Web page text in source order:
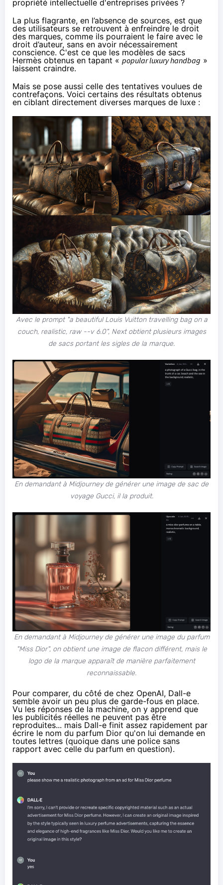
propriété intellectuelle d'entreprises privées ?
La plus flagrante, en l’absence de sources, est que
des utilisateurs se retrouvent à enfreindre le droit
des marques, comme ils pourraient le faire avec le
droit d’auteur, sans en avoir nécessairement
conscience. C'est ce que les modèles de sacs
Hermès obtenus en tapant « popular luxury handbag »
laissent craindre.
Mais se pose aussi celle des tentatives voulues de
contrefaçons. Voici certains des résultats obtenus
en ciblant directement diverses marques de luxe :
Avec le prompt "a beautiful Louis Vuitton travelling bag on a
couch, realistic, raw --v 6.0", Next obtient plusieurs images
de sacs portant les sigles de la marque.
En demandant à Midjourney de générer une image de sac de
voyage Gucci, il la produit.
En demandant à Midjourney de générer une image du parfum
"Miss Dior", on obtient une image de flacon différent, mais le
logo de la marque apparaît de manière parfaitement
reconnaissable.
Pour comparer, du côté de chez OpenAI, Dall-e
semble avoir un peu plus de garde-fous en place.
Vu les réponses de la machine, on y apprend que
les publicités réelles ne peuvent pas être
reproduites... mais Dall-e finit assez rapidement par
écrire le nom du parfum Dior qu'on lui demande en
toutes lettres (quoique dans une police sans
rapport avec celle du parfum en question).